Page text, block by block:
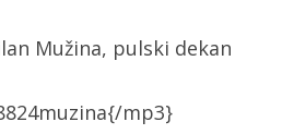
Mužina, pulski dekan
mp3}